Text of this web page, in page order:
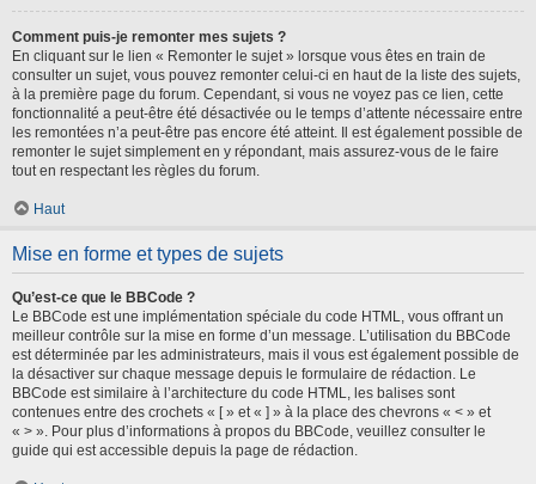
Comment puis-je remonter mes sujets ?
En cliquant sur le lien « Remonter le sujet » lorsque vous êtes en train de
consulter un sujet, vous pouvez remonter celui-ci en haut de la liste des sujets,
à la première page du forum. Cependant, si vous ne voyez pas ce lien, cette
fonctionnalité a peut-être été désactivée ou le temps d’attente nécessaire entre
les remontées n’a peut-être pas encore été atteint. Il est également possible de
remonter le sujet simplement en y répondant, mais assurez-vous de le faire
tout en respectant les règles du forum.
Haut
Mise en forme et types de sujets
Qu’est-ce que le BBCode ?
Le BBCode est une implémentation spéciale du code HTML, vous offrant un
meilleur contrôle sur la mise en forme d’un message. L’utilisation du BBCode
est déterminée par les administrateurs, mais il vous est également possible de
la désactiver sur chaque message depuis le formulaire de rédaction. Le
BBCode est similaire à l’architecture du code HTML, les balises sont
contenues entre des crochets « [ » et « ] » à la place des chevrons « < » et
« > ». Pour plus d’informations à propos du BBCode, veuillez consulter le
guide qui est accessible depuis la page de rédaction.